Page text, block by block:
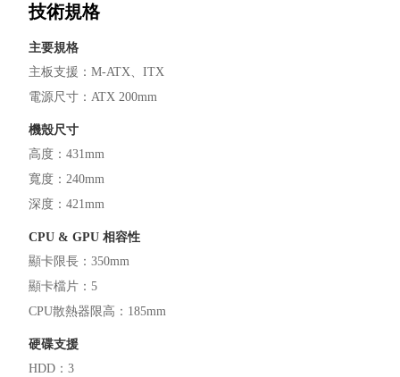
技術規格
主要規格
主板支援 ： M-ATX
ITX
電源尺寸 ： ATX 200mm
機殼尺寸
高度 ： 431mm
寬度 ： 240mm
深度 ： 421mm
CPU & GPU 相容性
顯卡限長 ： 350mm
顯卡檔片 ： 5
CPU散熱器限高 ： 185mm
硬碟支援
HDD ： 3